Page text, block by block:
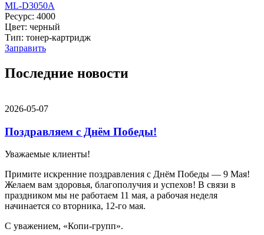
ML-D3050A
Ресурс: 4000
Цвет: черный
Тип: тонер-картридж
Заправить
Последние новости
2026-05-07
Поздравляем с Днём Победы!
Уважаемые клиенты!
Примите искренние поздравления с Днём Победы — 9 Мая!
Желаем вам здоровья, благополучия и успехов! В связи в
праздником мы не работаем 11 мая, а рабочая неделя
начинается со вторника, 12-го мая.
С уважением, «Копи-групп».